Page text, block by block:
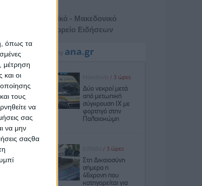
όπως τα
μέτρηση
και οι
τους
να
σας
να μην
σαςθα
Αθηναϊκό - Μακεδονικό
Πρακτορείο Ειδήσεων